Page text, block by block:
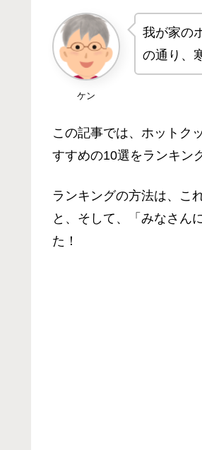
ケン
我が家の
の通り、
この記事では、ホットク
すすめの10選をランキン
ランキングの方法は、こ
と、そして、「みなさん
た！